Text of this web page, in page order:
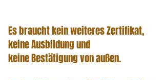
Es braucht kein weiteres Zertifikat,
keine Ausbildung und
keine Bestätigung von außen.